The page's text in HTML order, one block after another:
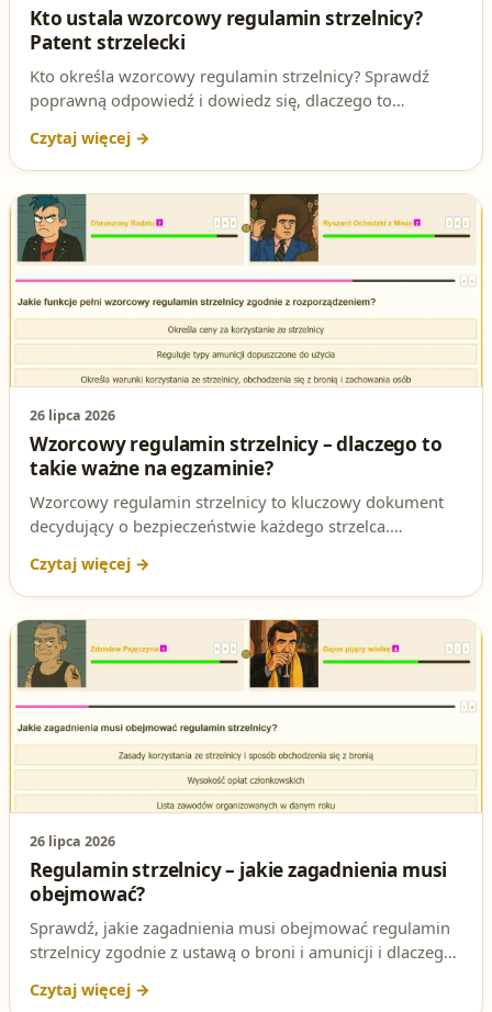
Kto ustala wzorcowy regulamin strzelnicy?
Patent strzelecki
Kto określa wzorcowy regulamin strzelnicy? Sprawdź
poprawną odpowiedź i dowiedz się, dlaczego to
posiadaczy broni.
26 lipca 2026
Wzorcowy regulamin strzelnicy – dlaczego to
takie ważne na egzaminie?
Wzorcowy regulamin strzelnicy to kluczowy dokument
decydujący o bezpieczeństwie każdego strzelca.
pojawia się na egzaminie na patent strzelecki.
26 lipca 2026
Regulamin strzelnicy – jakie zagadnienia musi
obejmować?
Sprawdź, jakie zagadnienia musi obejmować regulamin
strzelnicy zgodnie z ustawą o broni i amunicji i dlaczego
strzelecki.